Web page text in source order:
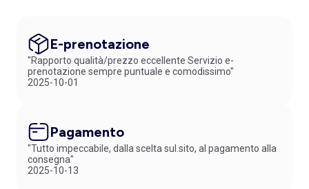
E-prenotazione
"Rapporto qualità/prezzo eccellente Servizio e-
prenotazione sempre puntuale e comodissimo"
2025-10-01
Pagamento
"Tutto impeccabile, dalla scelta sul.sito, al pagamento alla
consegna"
2025-10-13